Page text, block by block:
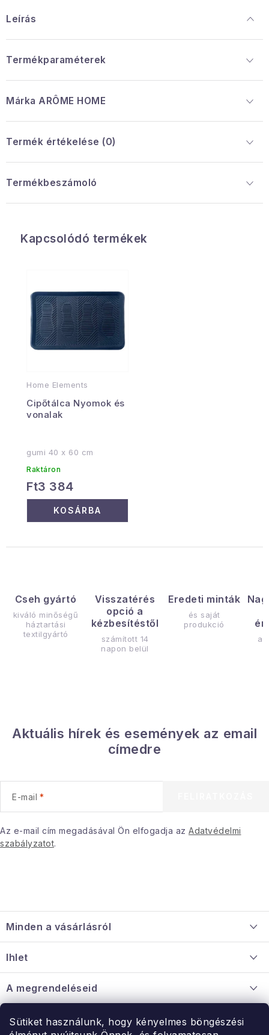
Sütiket használunk, hogy kényelmes böngészési
Cseh gyártó
kiváló minőségű
háztartási
textilgyártó
Visszatérés
opció a
kézbesítéstől
számított 14
napon belül
Eredeti minták
és saját
produkció
Leírás
Termékparaméterek
Márka ARÔME HOME
Termék értékelése (0)
Termékbeszámoló
Kapcsolódó termékek
Home Elements
Cipőtálca Nyomok és
vonalak
gumi 40 x 60 cm
Raktáron
Ft3 384
KOSÁRBA
Aktuális hírek és események az email
címedre
E-mail
Az e-mail cím megadásával Ön elfogadja az Adatvédelmi
szabályzatot.
á
b
é
c
Minden a vásárlásról
Információ a mellékletről
Nagykereskedelmi együttműködés
Ihlet
A megrendeléseid
Érintkezés